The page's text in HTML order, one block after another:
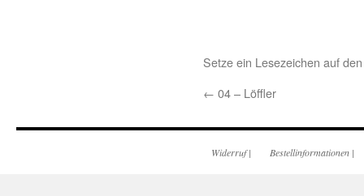
Setze ein Lesezeichen auf
← 04 – Löffler
Widerruf| Bestellinformationen |